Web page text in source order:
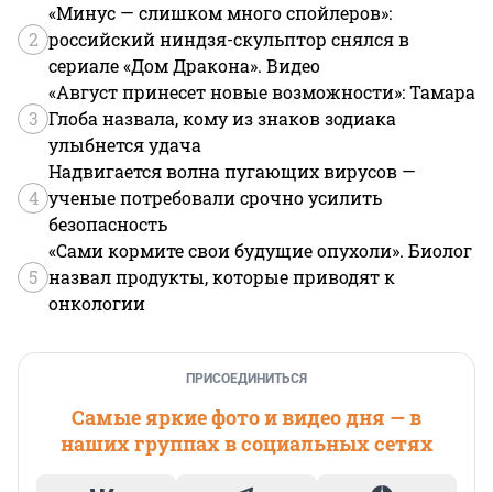
2
«Минус — слишком много спойлеров»:
российский ниндзя-скульптор снялся в
сериале «Дом Дракона». Видео
3
«Август принесет новые возможности»: Тамара
Глоба назвала, кому из знаков зодиака
улыбнется удача
4
Надвигается волна пугающих вирусов —
ученые потребовали срочно усилить
безопасность
5
«Сами кормите свои будущие опухоли». Биолог
назвал продукты, которые приводят к
онкологии
ПРИСОЕДИНИТЬСЯ
Самые яркие фото и видео дня — в
наших группах в социальных сетях